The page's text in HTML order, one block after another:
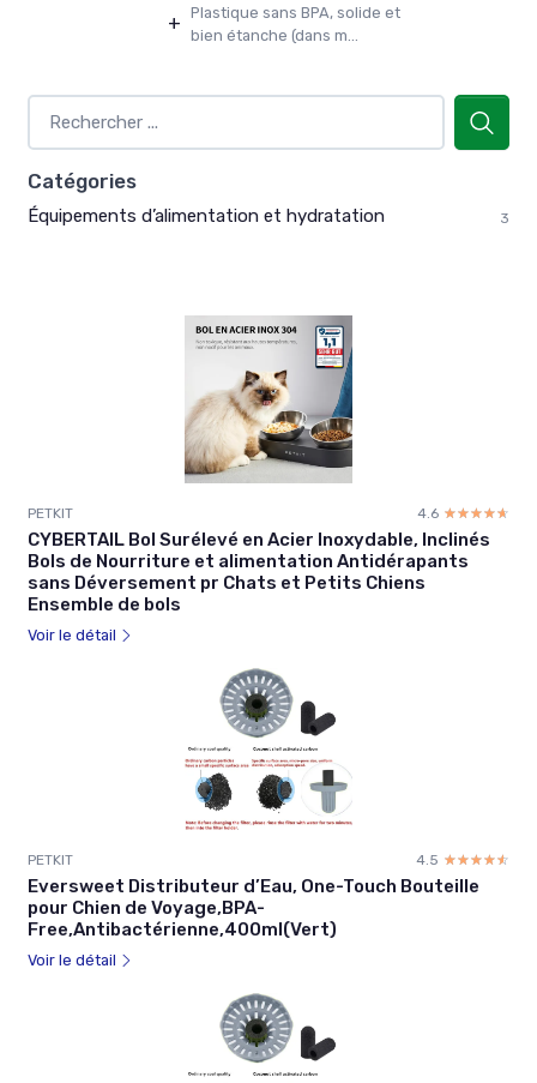
+ Plastique sans BPA, solide et
bien étanche (dans m...
Catégories
Équipements d’alimentation et hydratation 3
PETKIT 4.6 ☆☆☆☆☆
★★★★★
CYBERTAIL Bol Surélevé en Acier Inoxydable, Inclinés
Bols de Nourriture et alimentation Antidérapants
sans Déversement pr Chats et Petits Chiens
Ensemble de bols
Voir le détail
PETKIT 4.5 ☆☆☆☆☆
★★★★★
Eversweet Distributeur d’Eau, One-Touch Bouteille
pour Chien de Voyage,BPA-
Free,Antibactérienne,400ml(Vert)
Voir le détail